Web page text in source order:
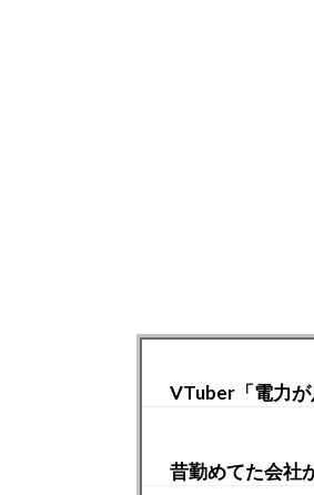
VTuber「電力が
昔勤めてた会社